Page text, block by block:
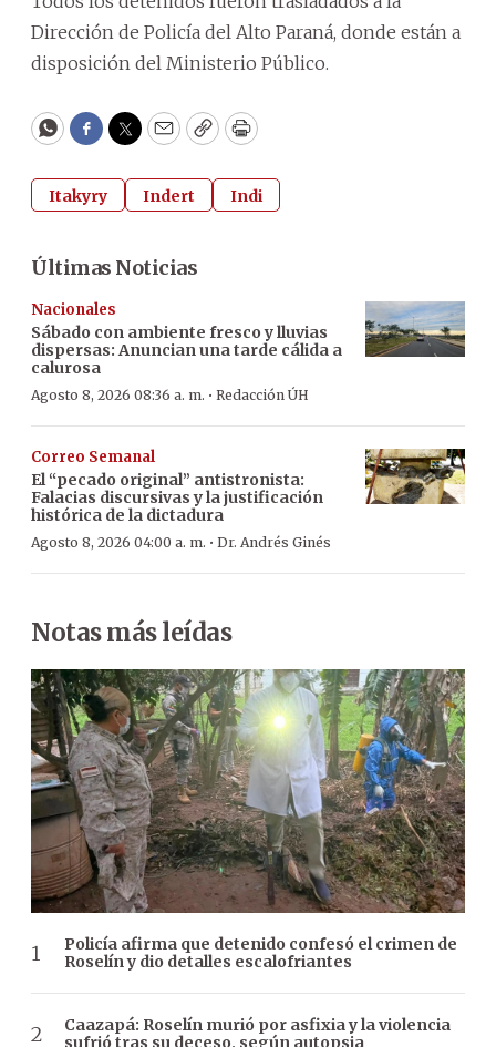
Dirección de Policía del Alto Paraná, donde están a
disposición del Ministerio Público.
WhatsApp
Facebook
Twitter
EmailCopyPrint
Itakyry Indert Indi
Últimas Noticias
Nacionales
Sábado con ambiente fresco y lluvias
dispersas: Anuncian una tarde cálida a
calurosa
Agosto 8, 2026 08:36 a. m. · Redacción ÚH
Correo Semanal
El “pecado original” antistronista:
Falacias discursivas y la justificación
histórica de la dictadura
Agosto 8, 2026 04:00 a. m. · Dr. Andrés Ginés
Notas más leídas
Policía afirma que detenido confesó el crimen de
Roselín y dio detalles escalofriantes
Caazapá: Roselín murió por asfixia y la violencia
sufrió tras su deceso, según autopsia